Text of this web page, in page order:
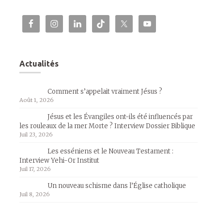
Actualités
Comment s’appelait vraiment Jésus ?
Août 1, 2026
Jésus et les Évangiles ont-ils été influencés par
les rouleaux de la mer Morte ? Interview Dossier Biblique
Juil 23, 2026
Les esséniens et le Nouveau Testament :
Interview Yehi-Or Institut
Juil 17, 2026
Un nouveau schisme dans l’Église catholique
Juil 8, 2026